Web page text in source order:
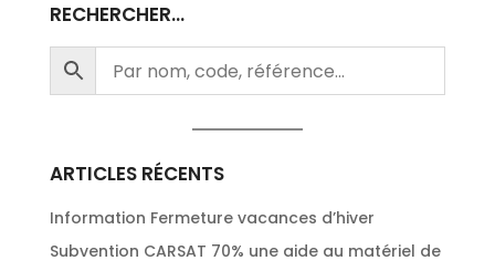
RECHERCHER…
ARTICLES RÉCENTS
Information Fermeture vacances d’hiver
Subvention CARSAT 70% une aide au matériel de